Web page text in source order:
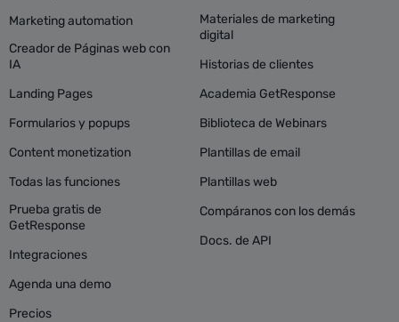
Marketing automation
Creador de Páginas web con
IA
Landing Pages
Formularios y popups
Content monetization
Todas las funciones
Prueba gratis de
GetResponse
Integraciones
Agenda una demo
Precios
Materiales de marketing
digital
Historias de clientes
Academia GetResponse
Biblioteca de Webinars
Plantillas de email
Plantillas web
Compáranos con los demás
Docs. de API